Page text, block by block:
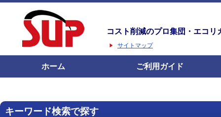
コスト削減のプロ集団・エコリ
サイトマップ
ホーム ご利用ガイド
キーワード検索で探す